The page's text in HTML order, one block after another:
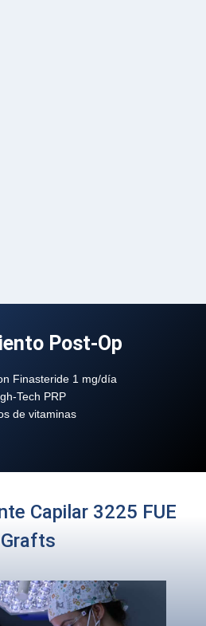
Post-Op
Finasteride 1 mg/día
Tech PRP
de vitaminas
Capilar 3225 FUE
Grafts